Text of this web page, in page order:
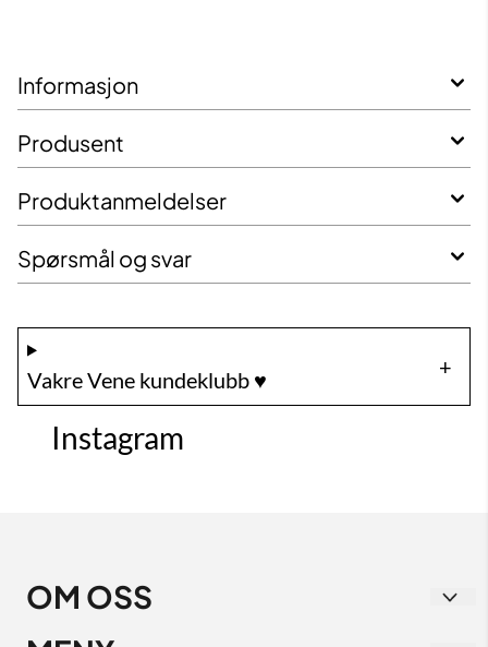
Informasjon
Produsent
Produktanmeldelser
Spørsmål og svar
Vakre Vene kundeklubb ♥️
Instagram
OM OSS
Vakre Vene